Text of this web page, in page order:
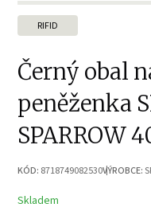
RIFID
Černý obal
peněženka
SPARROW
KÓD: 8718749082530VÝROBCE:
Skladem